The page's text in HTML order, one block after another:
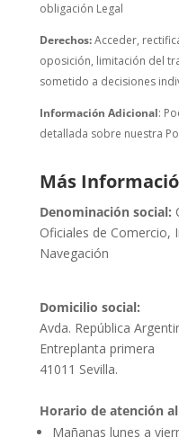
obligación Legal
Derechos:Acceder,
oposición, limitación del
sometido a decisiones
Información Adicional:
detallada sobre nuestra
Más
Denominación social:
Oficiales de Comercio,
Navegación
Domicilio social:
Avda. República
Entreplanta primera
41011 Sevilla.
Horario de atención
Mañanas lunes a